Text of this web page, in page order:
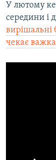
У лютому
середини і
вирішальні
чекає важка